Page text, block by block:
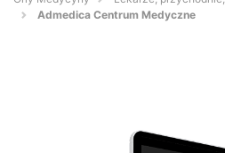
Admedica Centrum Medyczne